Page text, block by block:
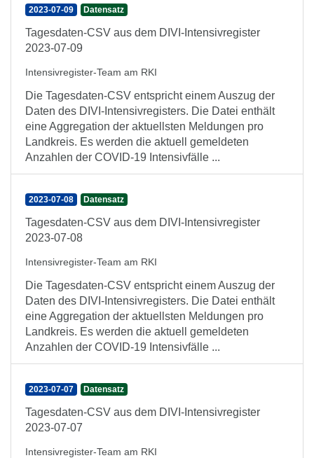
2023-07-09 Datensatz
Tagesdaten-CSV aus dem DIVI-Intensivregister
2023-07-09
Intensivregister-Team am RKI
Die Tagesdaten-CSV entspricht einem Auszug der
Daten des DIVI-Intensivregisters. Die Datei enthält
eine Aggregation der aktuellsten Meldungen pro
Landkreis. Es werden die aktuell gemeldeten
Anzahlen der COVID-19 Intensivfälle ...
2023-07-08 Datensatz
Tagesdaten-CSV aus dem DIVI-Intensivregister
2023-07-08
Intensivregister-Team am RKI
Die Tagesdaten-CSV entspricht einem Auszug der
Daten des DIVI-Intensivregisters. Die Datei enthält
eine Aggregation der aktuellsten Meldungen pro
Landkreis. Es werden die aktuell gemeldeten
Anzahlen der COVID-19 Intensivfälle ...
2023-07-07 Datensatz
Tagesdaten-CSV aus dem DIVI-Intensivregister
2023-07-07
Intensivregister-Team am RKI